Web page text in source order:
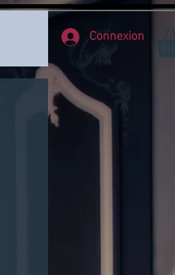
Connexion